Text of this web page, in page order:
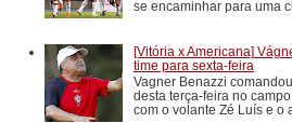
se encaminhar para uma
[Vitória x Americana]
time para sexta-feira
Vagner Benazzi
desta terça-feira no
com o volante Zé Luís e o